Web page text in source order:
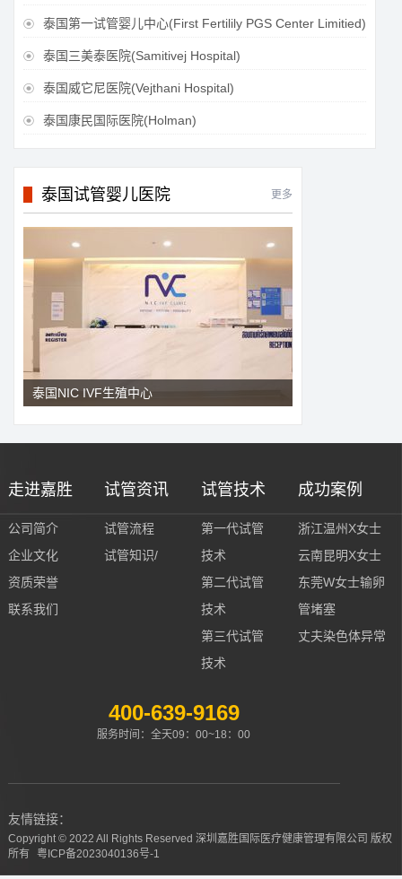
 泰国第一试管婴儿中心(First Fertilily PGS Center Limitied)
 泰国三美泰医院(Samitivej Hospital)
 泰国威它尼医院(Vejthani Hospital)
 泰国康民国际医院(Holman)
泰国试管婴儿医院 更多
泰国NIC IVF生殖中心
走进嘉胜
公司简介
企业文化
资质荣誉
联系我们
试管资讯
试管流程
试管知识/
试管技术
第一代试管
技术
第二代试管
技术
第三代试管
技术
成功案例
浙江温州X女士
云南昆明X女士
东莞W女士输卵
管堵塞
丈夫染色体异常
400-639-9169
服务时间：全天09：00~18：00
友情链接：
Copyright © 2022 All Rights Reserved 深圳嘉胜国际医疗健康管理有限公司 版权
所有 粤ICP备2023040136号-1